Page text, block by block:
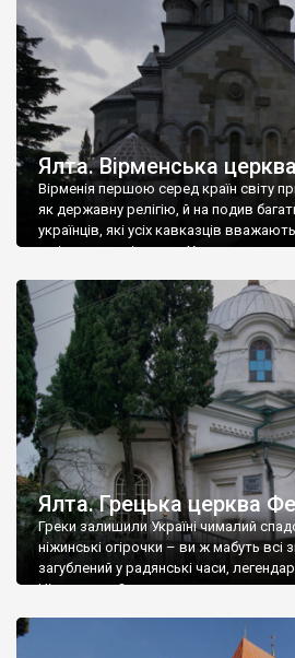
Ялта. Вірменська
Вірменія першою серед країн світу
як державну релігію, й на подив
українців, які усіх кавказців
є відданими вірянами Христа
Ялта. Грецька церква
Греки залишили Україні чималий
ніжинські огірочки – ви ж мабуть всі
загублений у радянські часи,
Ніжин греки?